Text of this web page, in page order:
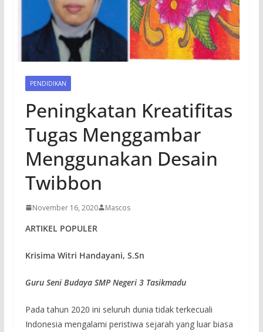
PENDIDIKAN
Peningkatan Kreatifitas
Tugas Menggambar
Menggunakan Desain
Twibbon
November 16, 2020 Mascos
ARTIKEL POPULER
Krisima Witri Handayani, S.Sn
Guru Seni Budaya SMP Negeri 3 Tasikmadu
Pada tahun 2020 ini seluruh dunia tidak terkecuali
Indonesia mengalami peristiwa sejarah yang luar biasa